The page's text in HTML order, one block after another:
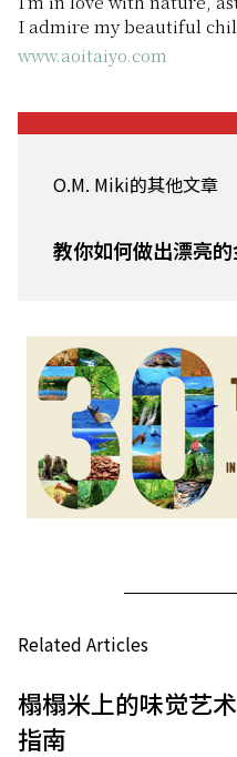
I admire my beautiful
www.aoitaiyo.com
O.M. Miki的其他文章
教你如何做出漂亮
Related Articles
榻榻米上的味觉艺
指南